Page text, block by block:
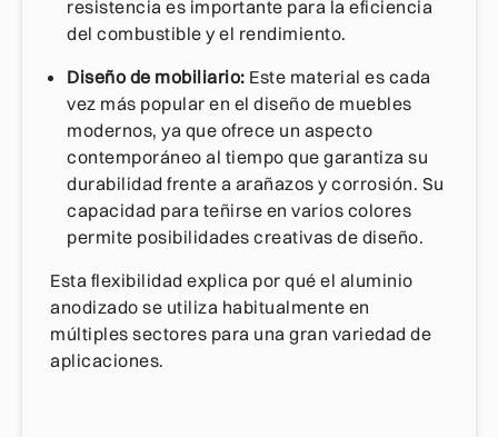
resistencia es importante para la eficiencia
del combustible y el rendimiento.
Diseño de mobiliario: Este material es cada
vez más popular en el diseño de muebles
modernos, ya que ofrece un aspecto
contemporáneo al tiempo que garantiza su
durabilidad frente a arañazos y corrosión. Su
capacidad para teñirse en varios colores
permite posibilidades creativas de diseño.
Esta flexibilidad explica por qué el aluminio
anodizado se utiliza habitualmente en
múltiples sectores para una gran variedad de
aplicaciones.